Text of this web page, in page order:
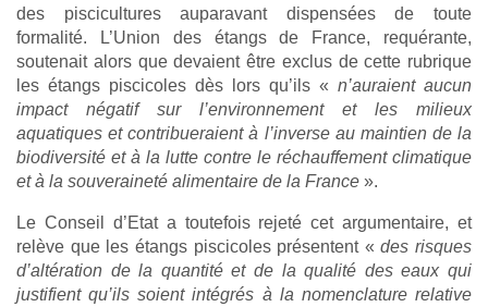
des piscicultures auparavant dispensées de toute
formalité. L’Union des étangs de France, requérante,
soutenait alors que devaient être exclus de cette rubrique
les étangs piscicoles dès lors qu’ils « n’auraient aucun
impact négatif sur l’environnement et les milieux
aquatiques et contribueraient à l’inverse au maintien de la
biodiversité et à la lutte contre le réchauffement climatique
et à la souveraineté alimentaire de la France ».
Le Conseil d’Etat a toutefois rejeté cet argumentaire, et
relève que les étangs piscicoles présentent «des risques
d’altération de la quantité et de la qualité des eaux qui
justifient qu’ils soient intégrés à la nomenclature relative